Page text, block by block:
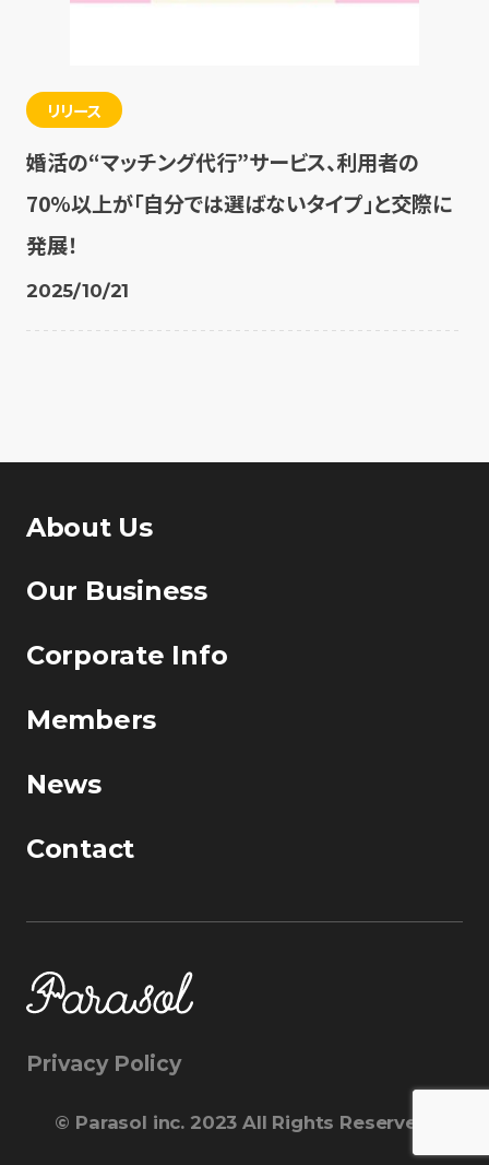
リリース
婚活の“マッチング代行”サービス、利用者の
70%以上が「自分では選ばないタイプ」と交際に
発展！
2025/10/21
About Us
Our Business
Corporate Info
Members
News
Contact
Privacy Policy
©︎ Parasol inc. 2023 All Rights Reserved.